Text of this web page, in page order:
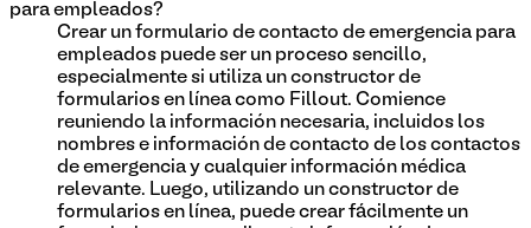
para empleados?
Crear un formulario de contacto de emergencia para
empleados puede ser un proceso sencillo,
especialmente si utiliza un constructor de
formularios en línea como Fillout. Comience
reuniendo la información necesaria, incluidos los
nombres e información de contacto de los contactos
de emergencia y cualquier información médica
relevante. Luego, utilizando un constructor de
formularios en línea, puede crear fácilmente un